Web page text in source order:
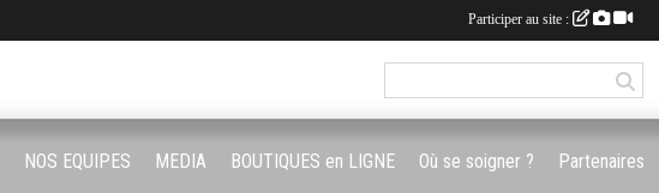
NOS EQUIPES MEDIA BOUTIQUES en LIGNE Où se soigner ? Partenaires
Participer au site :